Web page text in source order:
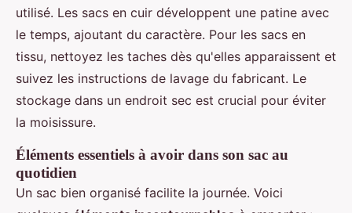
utilisé. Les sacs en cuir développent une patine avec
le temps, ajoutant du caractère. Pour les sacs en
tissu, nettoyez les taches dès qu'elles apparaissent et
suivez les instructions de lavage du fabricant. Le
stockage dans un endroit sec est crucial pour éviter
la moisissure.
Éléments essentiels à avoir dans son sac au
quotidien
Un sac bien organisé facilite la journée. Voici